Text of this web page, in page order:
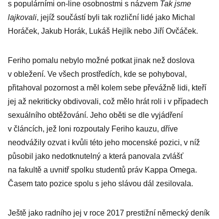
s populárními on-line osobnostmi s názvem Tak jsme
lajkovali, jejíž součástí byli tak rozliční lidé jako Michal
Horáček, Jakub Horák, Lukáš Hejlík nebo Jiří Ovčáček.
Feriho pomalu nebylo možné potkat jinak než doslova
v obležení. Ve všech prostředích, kde se pohyboval,
přitahoval pozornost a měl kolem sebe převážně lidi, kteří
jej až nekriticky obdivovali, což mělo hrát roli i v případech
sexuálního obtěžování. Jeho oběti se dle vyjádření
v článcích, jež loni rozpoutaly Feriho kauzu, dříve
neodvážily ozvat i kvůli této jeho mocenské pozici, v níž
působil jako nedotknutelný a která panovala zvlášť
na fakultě a uvnitř spolku studentů práv Kappa Omega.
Časem tato pozice spolu s jeho slávou dál zesilovala.
Ještě jako radního jej v roce 2017 prestižní německý deník